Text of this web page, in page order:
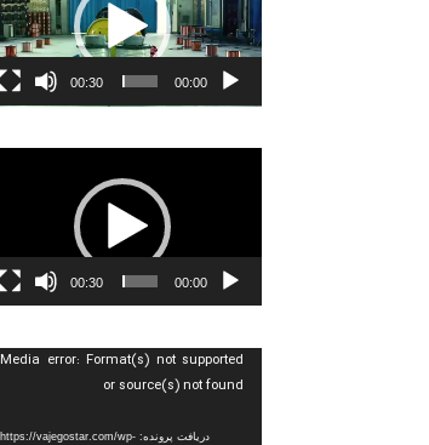
00:00
00:30
00:00
00:30
نمایشگر
ویدیو
Media error: Format(s) not supported
or source(s) not found
دریافت پرونده: https://vajegostar.com/wp-